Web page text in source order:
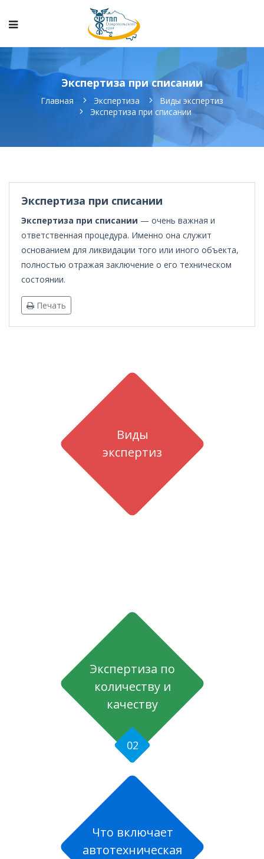
Экспертиза при списании
Главная Экспертиза
Виды экспертиз
Экспертиза при списании
Экспертиза при списании
Экспертиза при списании — очень важная и
ответственная процедура. Именно она служит
основанием для ликвидации того или иного объекта,
полностью отражая заключение о его техническом
состоянии.
Печать
Виды
экспертиз
02
Экспертиза по
количеству и
качеству
Что включает
автотехническая